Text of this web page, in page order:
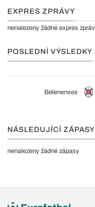
EXPRES ZPRÁVY
nenalezeny žádné expres
POSLEDNÍ VÝSLEDKY
Belenenses
NÁSLEDUJÍCÍ ZÁPASY
nenalezeny žádné zápasy